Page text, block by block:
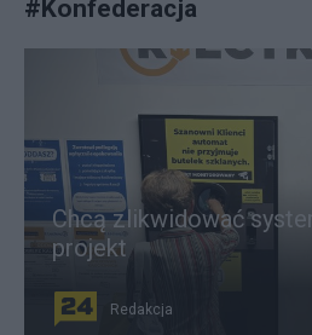
# Konfederacja
Chcą zlikwidować
projekt
Redakcja